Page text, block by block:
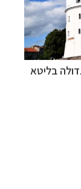
בליטא